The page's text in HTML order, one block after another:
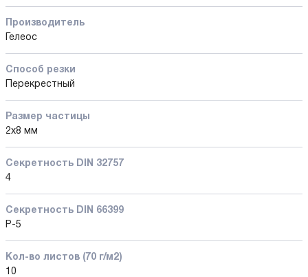
Производитель
Гелеос
Способ резки
Перекрестный
Размер частицы
2x8 мм
Секретность DIN 32757
4
Секретность DIN 66399
P-5
Кол-во листов (70 г/м2)
10